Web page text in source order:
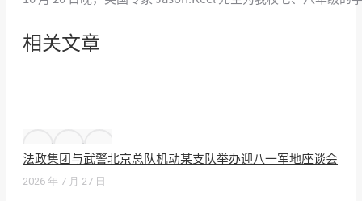
相关文章
法政集团与武警北京总队机动某支队举办迎八一军地座谈会
2026 年 7 月 27 日